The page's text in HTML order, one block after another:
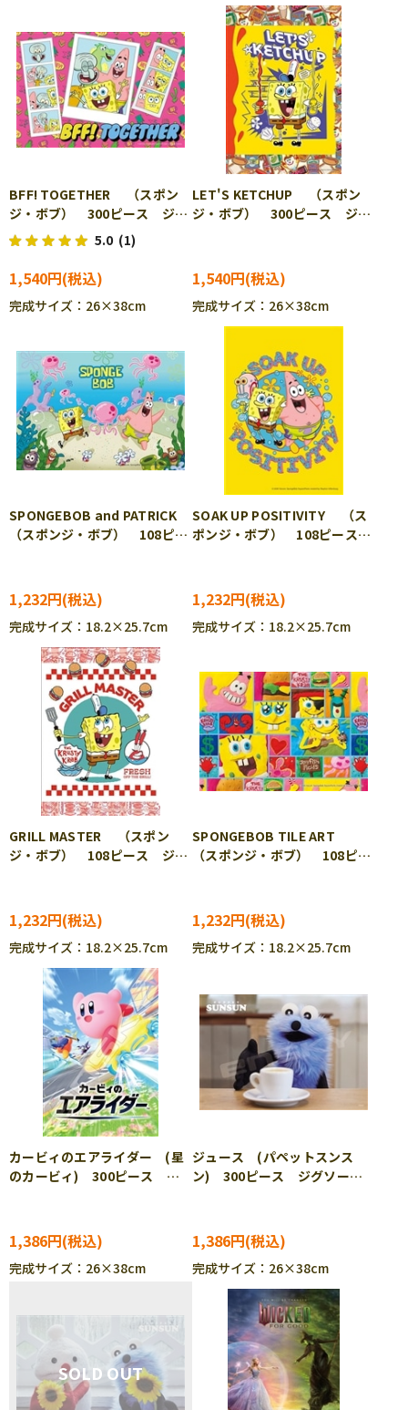
BFF! TOGETHER （スポン
ジ・ボブ） 300ピース ジグ
ソーパズル APP-300-396
5.0 (1)
1,540円
完成サイズ：26×38cm
LET'S KETCHUP （スポン
ジ・ボブ） 300ピース ジグ
1,540円
完成サイズ：26×38cm
SPONGEBOB and PATRICK
（スポンジ・ボブ） 108ピー
1,232円
完成サイズ：18.2×25.7cm
SOAK UP POSITIVITY （ス
ポンジ・ボブ） 108ピース
1,232円
完成サイズ：18.2×25.7cm
GRILL MASTER （スポン
ジ・ボブ） 108ピース ジグ
1,232円
完成サイズ：18.2×25.7cm
SPONGEBOB TILE ART
（スポンジ・ボブ） 108ピー
1,232円
完成サイズ：18.2×25.7cm
カービィのエアライダー (星
のカービィ) 300ピース ジ
1,386円
完成サイズ：26×38cm
ジュース (パペットスンス
ン) 300ピース ジグソーパ
1,386円
完成サイズ：26×38cm